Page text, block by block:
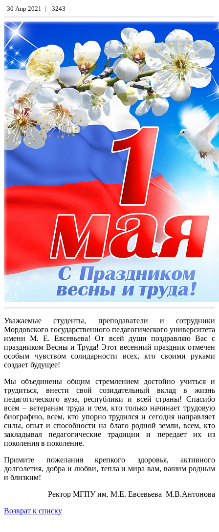
30 Апр 2021 | 3243
Уважаемые студенты, преподаватели и сотрудники
Мордовского государственного педагогического университета
имени М. Е. Евсевьева! От всей души поздравляю Вас с
праздником Весны и Труда! Этот весенний праздник отмечен
особым чувством солидарности всех, кто своими руками
создает будущее!
Мы объединены общим стремлением достойно учиться и
трудиться, внести свой созидательный вклад в жизнь
педагогического вуза, республики и всей страны! Спасибо
всем – ветеранам труда и тем, кто только начинает трудовую
биографию, всем, кто упорно трудился и сегодня направляет
силы, опыт и способности на благо родной земли, всем, кто
закладывал педагогические традиции и передает их из
поколения в поколение.
Примите пожелания крепкого здоровья, активного
долголетия, добра и любви, тепла и мира вам, вашим родным
и близким!
Ректор МГПУ им. М.Е. Евсевьева М.В.Антонова
Возврат к списку